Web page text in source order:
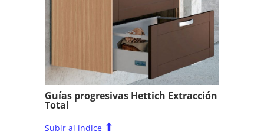
Guías progresivas Hettich Extracción
Total
Subir al índice ⬆